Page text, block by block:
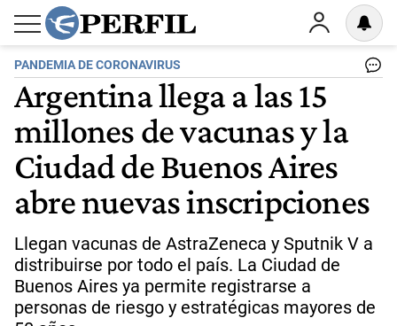
PANDEMIA DE CORONAVIRUS
Argentina llega a las 15
millones de vacunas y la
Ciudad de Buenos Aires
abre nuevas inscripciones
Llegan vacunas de AstraZeneca y Sputnik V a
distribuirse por todo el país. La Ciudad de
Buenos Aires ya permite registrarse a
personas de riesgo y estratégicas mayores de